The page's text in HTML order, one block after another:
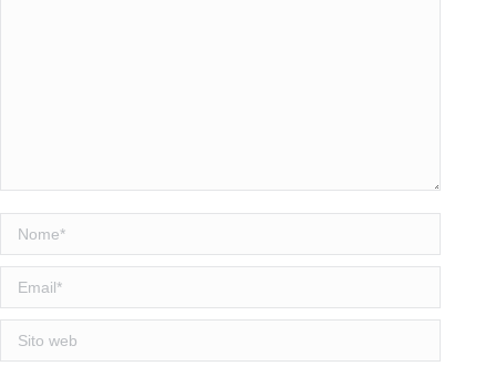
Nome *
Email *
Sito web